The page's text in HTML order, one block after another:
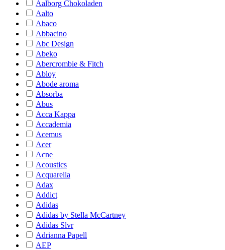
Aalborg Chokoladen
Aalto
Abaco
Abbacino
Abc Design
Abeko
Abercrombie & Fitch
Abloy
Abode aroma
Absorba
Abus
Acca Kappa
Accademia
Acemus
Acer
Acne
Acoustics
Acquarella
Adax
Addict
Adidas
Adidas by Stella McCartney
Adidas Slvr
Adrianna Papell
AEP